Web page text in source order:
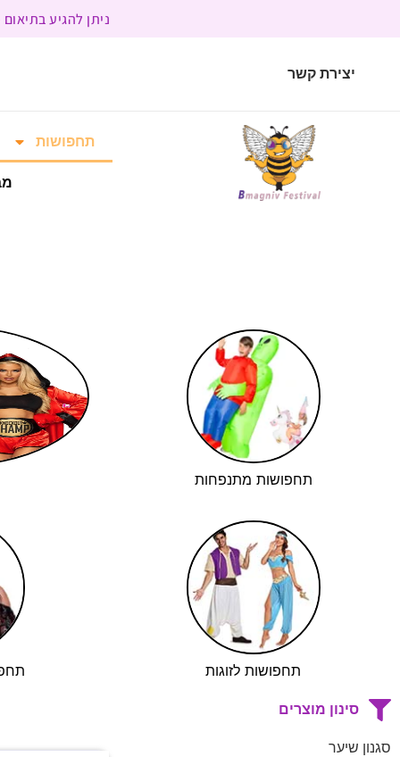
ניתן להגיע בתיאום מראש | בשעות הפעילות
יצירת קשר
תחפושות
תחפושות מתנפחות
תחפושות לזוגות
סינון מוצרים
סגנון שיער